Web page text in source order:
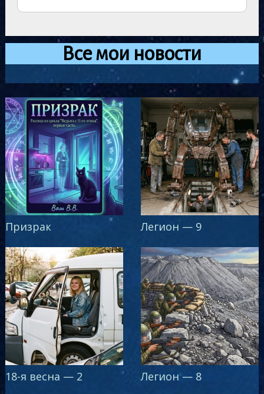
Все мои новости
Призрак Легион — 9
18-я весна — 2 Легион — 8